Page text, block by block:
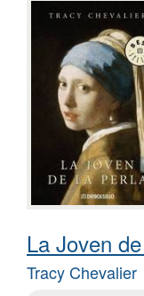
La Joven
Tracy Chevalier